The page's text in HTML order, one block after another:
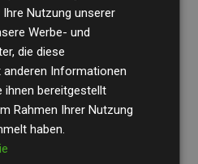
BDOüberprüft
und Methodik, um
sicherzustellen.
unsere Investitionen in
200 % der
der teilnehmenden
ein klarer Nachweis für die
Nutzung unserer
Werbe- und
die diese
Informationen
ihnen bereitgestellt
Rahmen Ihrer Nutzung
haben.